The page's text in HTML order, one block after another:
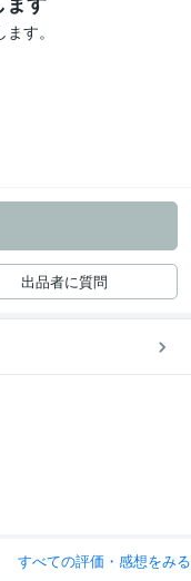
す。
出品者に質問
すべての評価・感想をみる